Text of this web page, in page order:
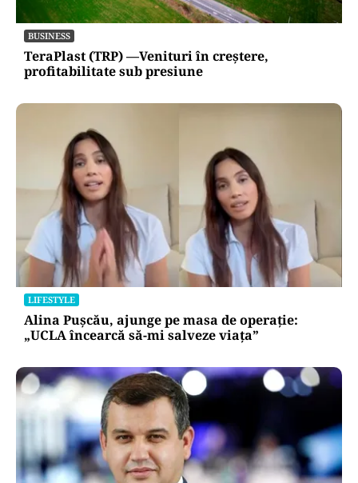
INTERNAȚIONAL
Se naște un „NATO sunnit”: Arabia Saudită,
Turcia și Pakistan își unesc forțele militare
BUSINESS
TeraPlast (TRP) —Venituri în creștere,
profitabilitate sub presiune